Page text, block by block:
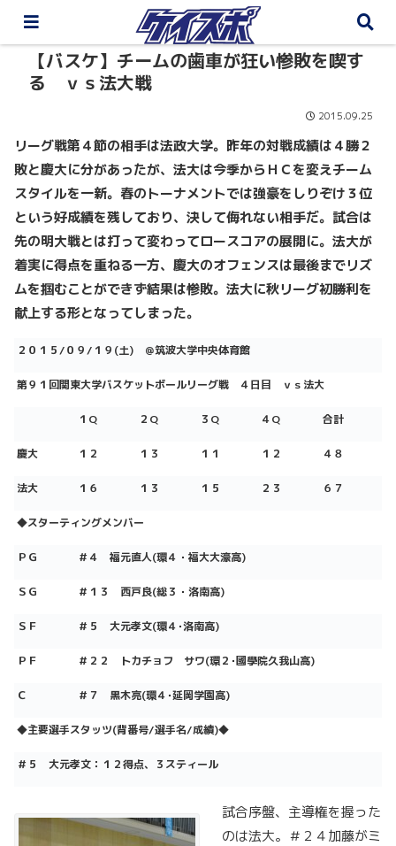
【バスケ】チームの歯車が狂い惨敗を喫す
る ｖｓ法大戦
2015.09.25
リーグ戦第４節の相手は法政大学。昨年の対戦成績は４勝２
敗と慶大に分があったが、法大は今季からＨＣを変えチーム
スタイルを一新。春のトーナメントでは強豪をしりぞけ３位
という好成績を残しており、決して侮れない相手だ。試合は
先の明大戦とは打って変わってロースコアの展開に。法大が
着実に得点を重ねる一方、慶大のオフェンスは最後までリズ
ムを掴むことができず結果は惨敗。法大に秋リーグ初勝利を
献上する形となってしまった。
２０１５/０９/ １９ (土) ＠筑波大学中央体育館
第９１回関東大学バスケットボールリーグ戦 ４日目 ｖｓ法大
１Q ２Q ３Q ４Q 合計
慶大 １２ １３ １１ １２ ４８
法大 １６ １３ １５ ２３ ６７
◆スターティングメンバー
ＰＧ ＃４ 福元直人(環４・福大大濠高)
ＳＧ ＃１３ 西戸良(総３・洛南高)
ＳＦ ＃５ 大元孝文(環４･洛南高)
ＰＦ ＃２２ トカチョフ サワ(環２･國學院久我山高)
Ｃ ＃７ 黒木亮(環４･延岡学園高)
◆主要選手スタッツ(背番号/選手名/成績)◆
＃５ 大元孝文：１２得点、３スティール
試合序盤、主導権を握った
のは法大。＃２４加藤がミ